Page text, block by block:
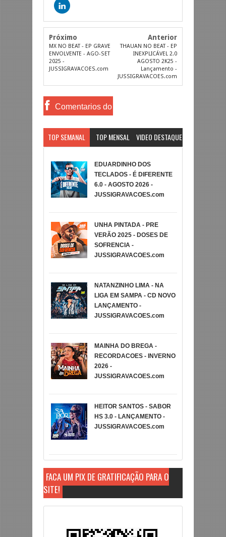
Próximo
MX NO BEAT - EP GRAVE
ENVOLVENTE - AGO-SET
2025 -
JUSSIGRAVACOES.com
Anterior
THAUAN NO BEAT - EP
INEXPLICÁVEL 2.0
AGOSTO 2K25 -
Lançamento -
JUSSIGRAVACOES.com
Comentarios do
TOP SEMANAL TOP MENSAL VIDEO DESTAQUE
EDUARDINHO DOS
TECLADOS - É DIFERENTE
6.0 - AGOSTO 2026 -
JUSSIGRAVACOES.com
UNHA PINTADA - PRE
VERÃO 2025 - DOSES DE
SOFRENCIA -
JUSSIGRAVACOES.com
NATANZINHO LIMA - NA
LIGA EM SAMPA - CD NOVO
LANÇAMENTO -
JUSSIGRAVACOES.com
MAINHA DO BREGA -
RECORDACOES - INVERNO
2026 -
JUSSIGRAVACOES.com
HEITOR SANTOS - SABOR
HS 3.0 - LANÇAMENTO -
JUSSIGRAVACOES.com
FAÇA UM PIX DE GRATIFICAÇÃO PARA O
SITE!